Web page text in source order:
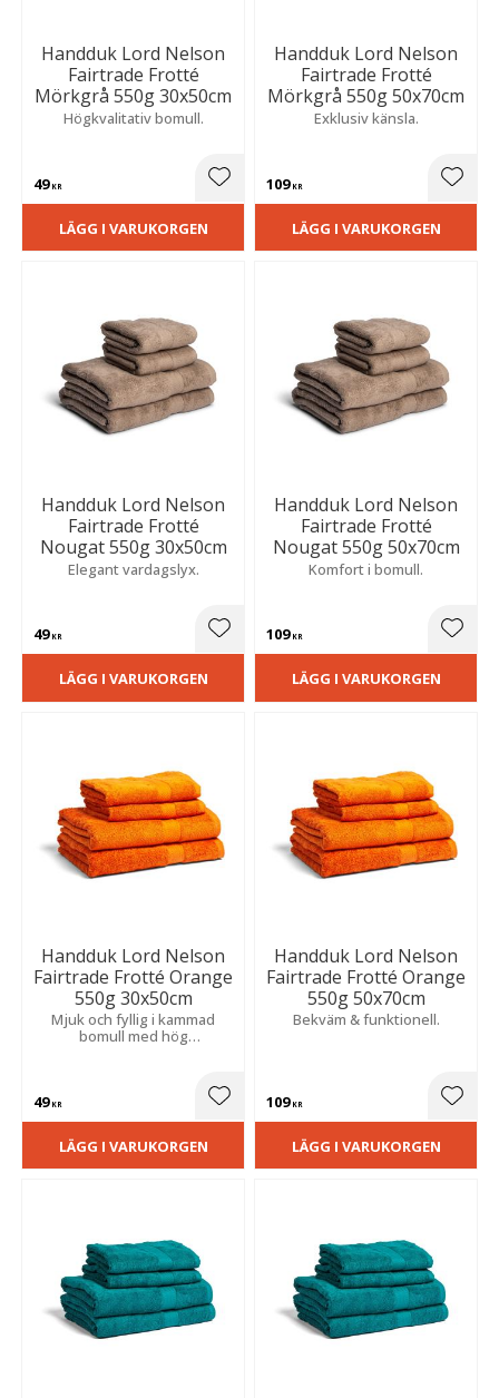
Handduk Lord Nelson
Fairtrade Frotté
Mörkgrå 550g 30x50cm
Högkvalitativ bomull.
49KR Lägg till i favoriter
LÄGG I VARUKORGEN
Handduk Lord Nelson
Fairtrade Frotté
Mörkgrå 550g 50x70cm
Exklusiv känsla.
109KR
LÄGG I VARUKORGEN
Handduk Lord Nelson
Fairtrade Frotté
Nougat 550g 30x50cm
Elegant vardagslyx.
49KR Lägg till i favoriter
LÄGG I VARUKORGEN
Handduk Lord Nelson
Fairtrade Frotté
Nougat 550g 50x70cm
Komfort i bomull.
109KR
LÄGG I VARUKORGEN
Handduk Lord Nelson
Fairtrade Frotté Orange
550g 30x50cm
Mjuk och fyllig i kammad
bomull med hög
badrummet en exklusiv
49KR Lägg till i favoriter
LÄGG I VARUKORGEN
Handduk Lord Nelson
Fairtrade Frotté Orange
550g 50x70cm
Bekväm & funktionell.
109KR
LÄGG I VARUKORGEN